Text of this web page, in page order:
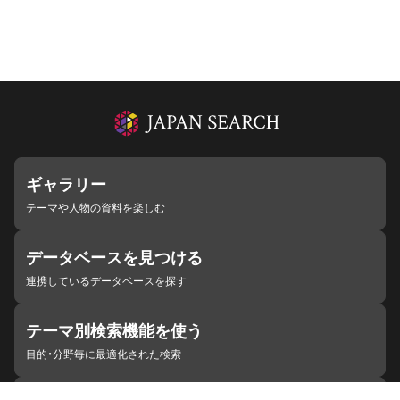
ギャラリー
テーマや人物の資料を楽しむ
データベースを見つける
連携しているデータベースを探す
テーマ別検索機能を使う
目的・分野毎に最適化された検索